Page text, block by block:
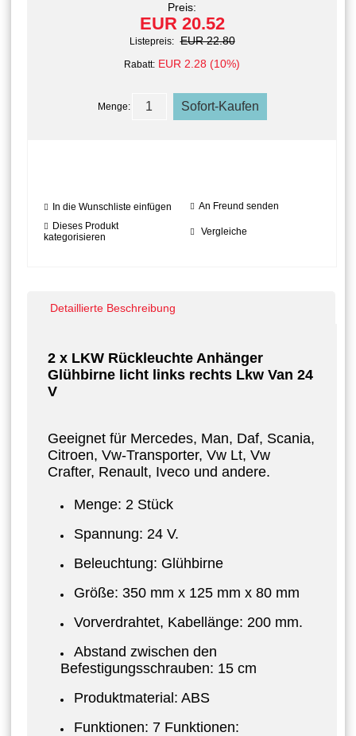
Preis:
EUR 20.52
Listepreis: EUR 22.80
Rabatt: EUR 2.28 (10%)
Menge:
In die Wunschliste einfügen
An Freund senden
Dieses Produkt
kategorisieren
Vergleiche
Detaillierte Beschreibung
2 x LKW Rückleuchte Anhänger
Glühbirne licht links rechts Lkw Van 24
V
Geeignet für Mercedes, Man, Daf, Scania,
Citroen, Vw-Transporter, Vw Lt, Vw
Crafter, Renault, Iveco und andere.
Menge: 2 Stück
Spannung: 24 V.
Beleuchtung: Glühbirne
Größe: 350 mm x 125 mm x 80 mm
Vorverdrahtet, Kabellänge: 200 mm.
Abstand zwischen den
Befestigungsschrauben: 15 cm
Produktmaterial: ABS
Funktionen: 7 Funktionen: